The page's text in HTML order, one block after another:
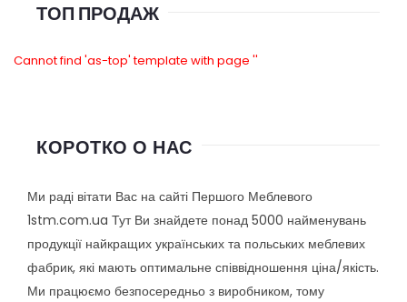
ТОП ПРОДАЖ
Cannot find 'as-top' template with page ''
КОРОТКО О НАС
Ми раді вітати Вас на сайті Першого Меблевого
1stm.com.ua Тут Ви знайдете понад 5000 найменувань
продукції найкращих українських та польських меблевих
фабрик, які мають оптимальне співвідношення ціна/якість.
Ми працюємо безпосередньо з виробником, тому